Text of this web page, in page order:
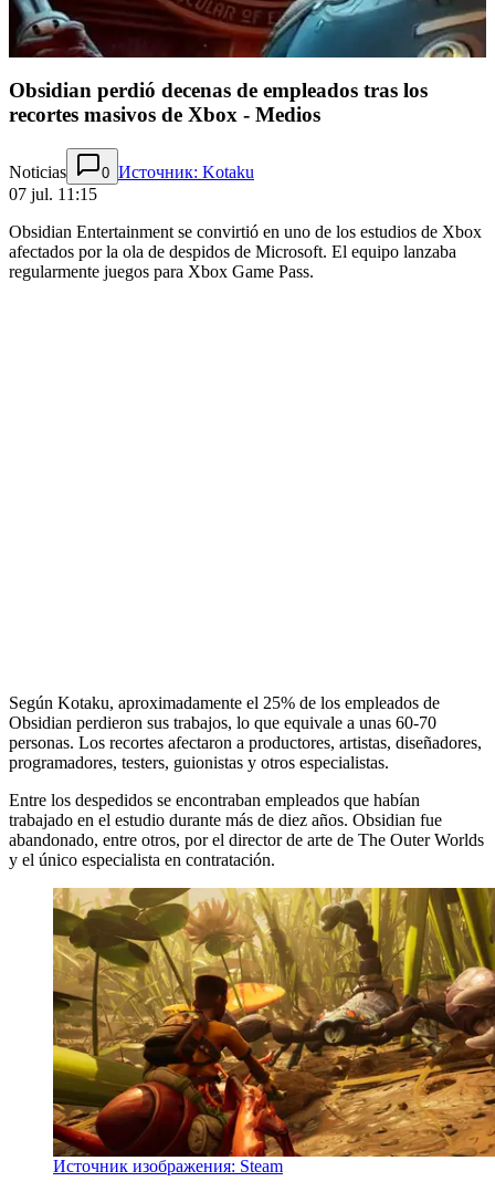
Obsidian perdió decenas de empleados tras los
recortes masivos de Xbox - Medios
Noticias 0 Источник: Kotaku
07 jul. 11:15
Obsidian Entertainment se convirtió en uno de los estudios de Xbox
afectados por la ola de despidos de Microsoft. El equipo lanzaba
regularmente juegos para Xbox Game Pass.
Según Kotaku, aproximadamente el 25% de los empleados de
Obsidian perdieron sus trabajos, lo que equivale a unas 60-70
personas. Los recortes afectaron a productores, artistas, diseñadores,
programadores, testers, guionistas y otros especialistas.
Entre los despedidos se encontraban empleados que habían
trabajado en el estudio durante más de diez años. Obsidian fue
abandonado, entre otros, por el director de arte de The Outer Worlds
y el único especialista en contratación.
Источник изображения: Steam